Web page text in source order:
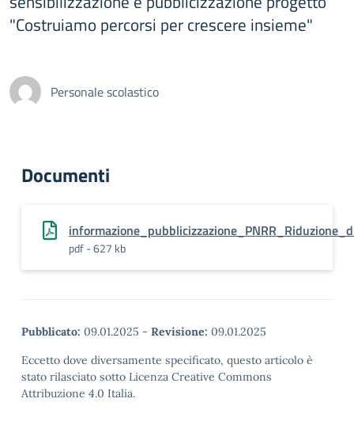
"Costruiamo percorsi per crescere insieme"
Personale scolastico
Documenti
pdf - 627 kb
Pubblicato: 09.01.2025 - Revisione: 09.01.2025
Eccetto dove diversamente specificato, questo articolo è
stato rilasciato sotto Licenza Creative Commons
Attribuzione 4.0 Italia.